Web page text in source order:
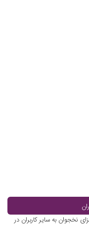
نخجوان به سایر کاربران در